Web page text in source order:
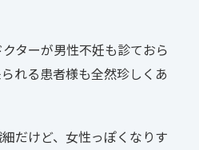
ターが男性不妊も診ておら
れる患者様も全然珍しくあ
だけど、女性っぽくなりす